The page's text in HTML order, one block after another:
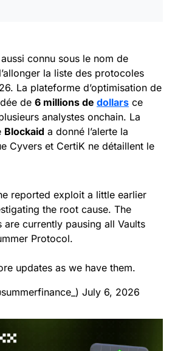
connu sous le nom de
la liste des protocoles
La plateforme d’optimisation de
de 6 millions de dollars ce
analystes onchain. La
Blockaid a donné l’alerte la
Cyvers et CertiK ne détaillent le
reported exploit a little earlier
the root cause. The
currently pausing all Vaults
Protocol.
updates as we have them.
July 6, 2026